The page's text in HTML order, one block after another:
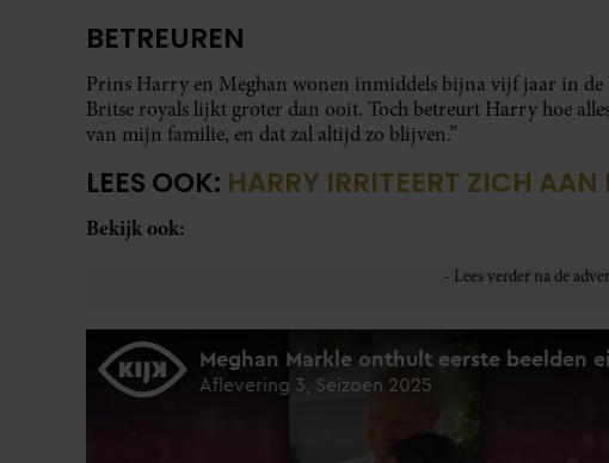
BETREUREN
Prins Harry en Meghan wonen inmiddels bijna vijf jaar in de
Britse royals lijkt groter dan ooit. Toch betreurt Harry hoe
van mijn familie, en dat zal altijd zo blijven.”
LEES OOK: HARRY IRRITEERT ZICH AAN
Bekijk ook: